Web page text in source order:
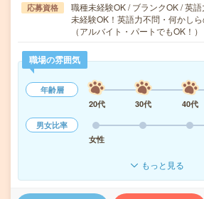
応募資格
職種未経験OK / ブランクOK / 英
未経験OK！英語力不問・何かし
（アルバイト・パートでもOK！）
職場の雰囲気
年齢層
20代
30代 40代
男女比率
女性
もっと見る